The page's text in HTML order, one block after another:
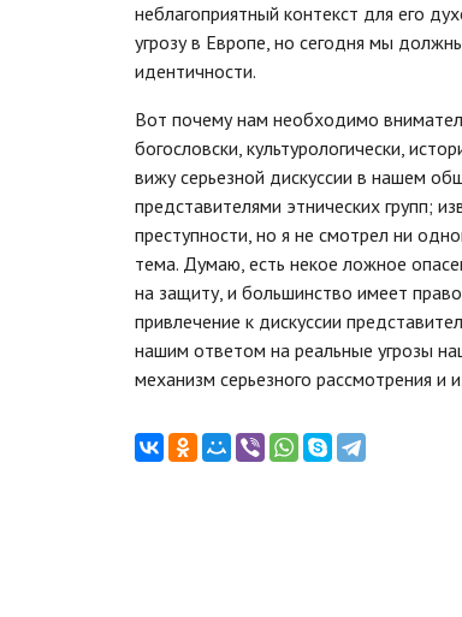
неблагоприятный контекст для его
угрозу в Европе, но сегодня мы
идентичности.
Вот почему нам необходимо
богословски, культурологически,
вижу серьезной дискуссии в нашем
представителями этнических групп;
преступности, но я не смотрел ни
тема. Думаю, есть некое ложное
на защиту, и большинство имеет
привлечение к дискуссии
нашим ответом на реальные угрозы
механизм серьезного рассмотрения и